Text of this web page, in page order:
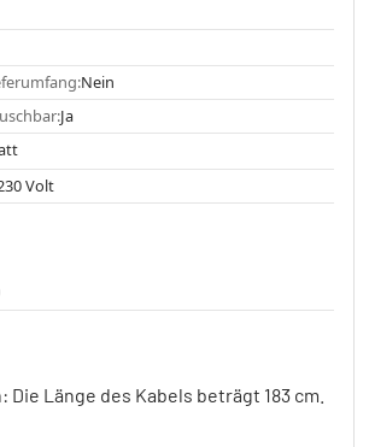
Nein
Ja
Volt
Länge des Kabels beträgt 183 cm.